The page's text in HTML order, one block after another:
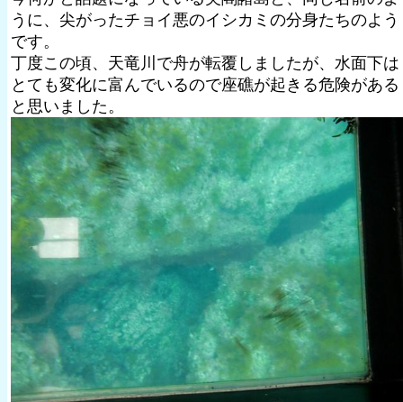
うに、尖がったチョイ悪のイシカミの分身たちのよう
です。
丁度この頃、天竜川で舟が転覆しましたが、水面下は
とても変化に富んでいるので座礁が起きる危険がある
と思いました。